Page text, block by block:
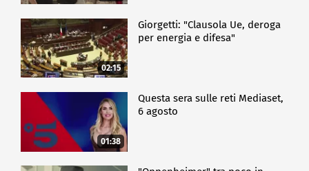
02:15
Giorgetti: "Clausola Ue, deroga
per energia e difesa"
01:38
Questa sera sulle reti Mediaset,
6 agosto